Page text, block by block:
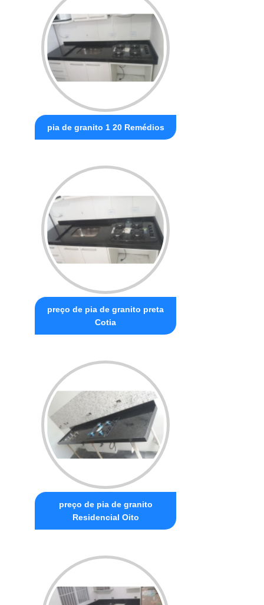
pia de granito 1 20 Remédios
preço de pia de granito preta
Cotia
preço de pia de granito
Residencial Oito